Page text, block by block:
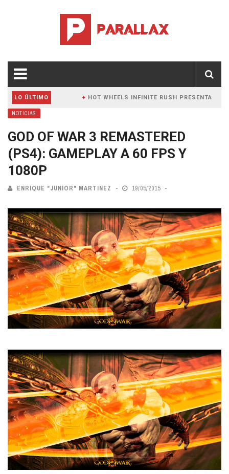
LO ÚLTIMO
HOT WHEELS INFINITE RUSH PRESENTA NUEVO
A CONSOLAS Y PC EN THE FORGOTTEN RELIC
NOTICIAS
GOD OF WAR 3 REMASTERED
(PS4): GAMEPLAY A 60 FPS Y
1080P
ENRIQUE "JUNIOR" MARTINEZ 19/05/2015